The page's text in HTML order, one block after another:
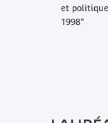
et
1998"